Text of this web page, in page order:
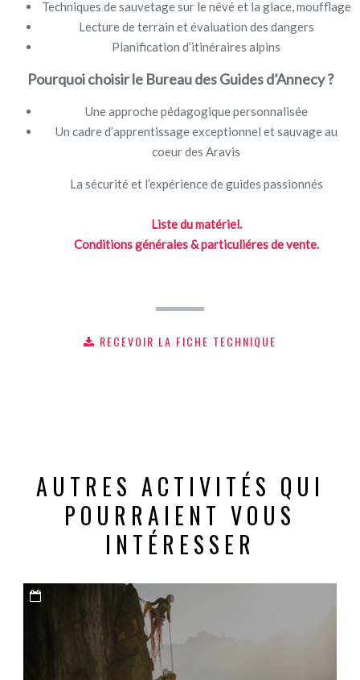
Techniques de sauvetage sur le névé et la glace, moufflage
Lecture de terrain et évaluation des dangers
Planification d’itinéraires alpins
Pourquoi choisir le Bureau des Guides d’Annecy ?
Une approche pédagogique personnalisée
Un cadre d’apprentissage exceptionnel et sauvage au
coeur des Aravis
La sécurité et l’expérience de guides passionnés
Liste du matériel.
Conditions générales & particuliéres de vente.
RECEVOIR LA FICHE TECHNIQUE
AUTRES ACTIVITÉS QUI
POURRAIENT VOUS
INTÉRESSER